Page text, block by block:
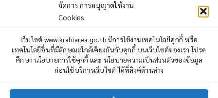
จัดการ การอนุญาตใช้งาน
Cookies
เว็บไซต์ www.krabiarea.go.th มีการใช้งานเทคโนโลยีคุกกี้ หรือ
เทคโนโลยีอื่นที่มีลักษณะใกล้เคียงกันกับคุกกี้ บนเว็บไซต์ของเรา โปรด
ศึกษา นโยบายการใช้คุกกี้ และ นโยบายความเป็นส่วนตัวของข้อมูล
ก่อนใช้บริการเว็บไซต์ ได้ที่ลิงค์ด้านล่าง
Views Today : 263
Views Yesterday : 2311
Total views : 968170
Who's Online : 1